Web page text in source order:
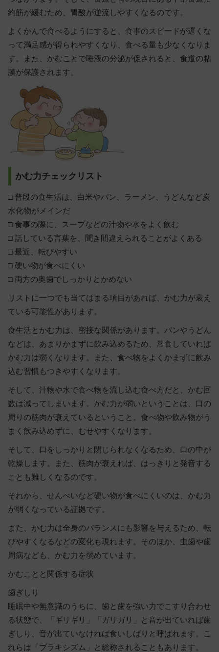
約筋が緩むため、胃酸が逆流しやすくなるのです。
よくかんで食べるようにすると、食事のスピードが遅くな
って満足感が得られやすくなり、食べる量も少なくなりま
す。また、かむことで唾液の分泌が促されると、食道の粘
膜が保護されます。
かむ力チェックリスト
□ 普段の食生活は、白米やパン、ラーメン、うどんなど炭
水化物がメインだ
□ 食事の際に、スープなどの汁物や水をよく飲む
□ 話している言葉を、聞き間違えられることがよくある
□ 最近、転びやすい
□ 硬い物が食べにくい
□ 両方の奥歯でしっかりとかめない
リストに一つでも当てはまる項目があれば、かむ力が衰え
ている可能性があります。
食生活とかむ力は、密接な関係があります。パンやうどん
などは、あまりかまずに飲み込めるため、常食していれば
かむ力は弱くなります。また、食べ物をよくかまずに飲み
込む習慣もつきやすくなります。
そして、汁物や水で食べ物を流し込む食べ方だと、かむ回
数は減ってしまいます。かむ力が弱いということは、口の
周りの筋肉が衰えているということ。食べ物や飲み物がう
まく飲み込めずに、むせやすくなります。
そして、口をしっかりと閉じられなくなるため、口の中が
乾燥します。また、筋肉が衰えれば、はっきりと発音する
ことも難しくなるのです。
それから、せんべいなど硬い物が食べにくいのは、かむ力
が弱くなっている証拠です。
また、かむ力は全身のバランスにも影響を与えるため、転
びやすくなるなどの変化も現れます。そのほか、虫歯や歯
周病なども、かむ力を弱めています。
かむことと関係する症状
歯ぎしり
睡眠中や無意識のうちに、歯と歯を強い力でこすり合わせ
る状態で、「ギリギリ」「ガリガリ」と音が出ていれば歯
ぎしり、音が出ていなければ食いしばりと呼ばれます。こ
れらは「 ブラキシズム 」と総称されることもあります。